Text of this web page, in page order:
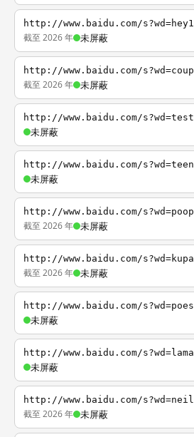
http://www.baidu.com/s?wd=hey1
截至 2026 年 未屏蔽
http://www.baidu.com/s?wd=coup
截至 2026 年 未屏蔽
http://www.baidu.com/s?wd=test
未屏蔽
http://www.baidu.com/s?wd=teen
未屏蔽
http://www.baidu.com/s?wd=poop
截至 2026 年 未屏蔽
http://www.baidu.com/s?wd=kupa
截至 2026 年 未屏蔽
http://www.baidu.com/s?wd=poes
未屏蔽
http://www.baidu.com/s?wd=lama
未屏蔽
http://www.baidu.com/s?wd=neil
截至 2026 年 未屏蔽